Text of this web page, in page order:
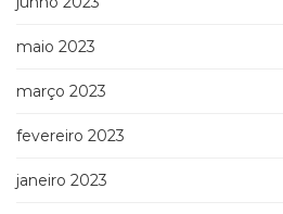
maio 2023
março 2023
fevereiro 2023
janeiro 2023